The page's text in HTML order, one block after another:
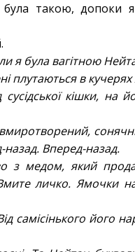
такою, допоки
я була вагітною
плутаються в
кішки, на
назад. Вперед-назад.
з медом, який
личко. Ямочки
самісінького його